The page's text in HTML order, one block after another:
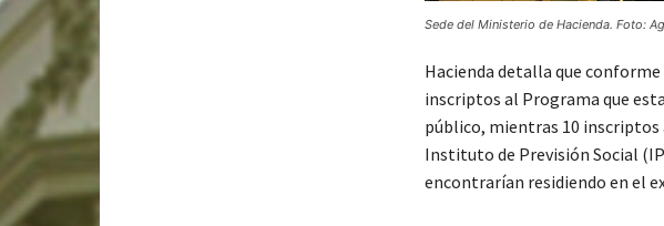
Sede del Ministerio de Hacienda. Foto:
Hacienda detalla que
inscriptos al Programa que
público, mientras 10
Instituto de Previsión Social
encontrarían residiendo en el